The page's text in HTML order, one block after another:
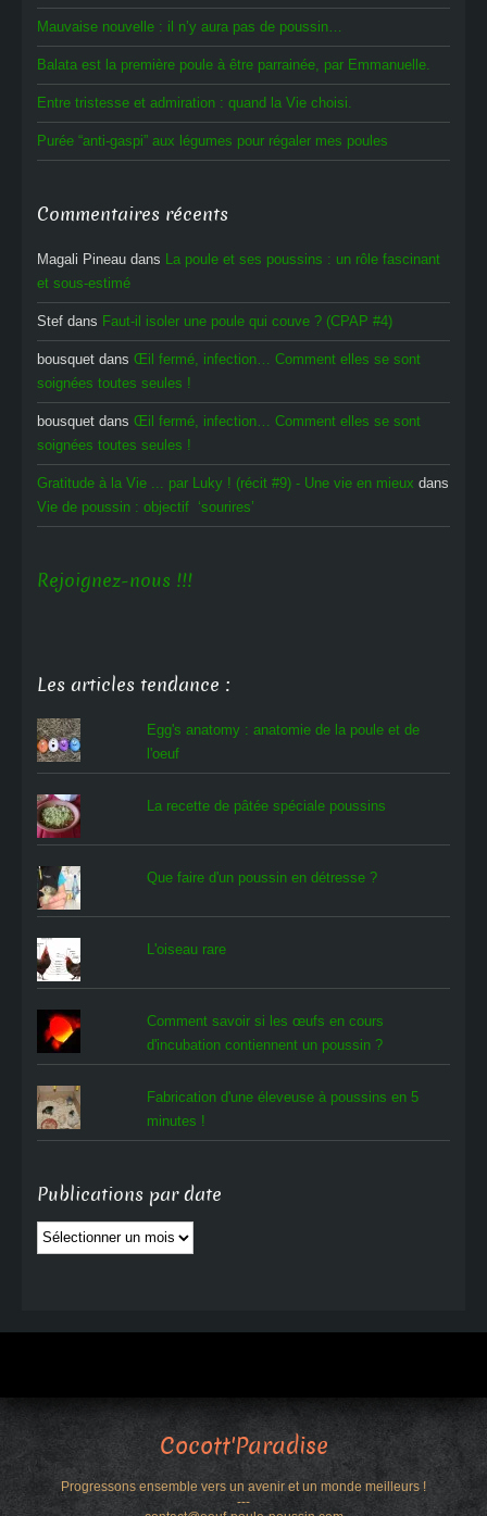
Mauvaise nouvelle : il n’y aura pas de poussin…
Balata est la première poule à être parrainée, par Emmanuelle.
Entre tristesse et admiration : quand la Vie choisi.
Purée “anti-gaspi” aux légumes pour régaler mes poules
Commentaires récents
Magali Pineau dans La poule et ses poussins : un rôle fascinant
et sous-estimé
Stef dans Faut-il isoler une poule qui couve ? (CPAP #4)
bousquet dans Œil fermé, infection… Comment elles se sont
soignées toutes seules !
bousquet dans Œil fermé, infection… Comment elles se sont
soignées toutes seules !
Gratitude à la Vie ... par Luky ! (récit #9) - Une vie en mieux dans
Vie de poussin : objectif ‘sourires’
Rejoignez-nous !!!
Les articles tendance :
Egg's anatomy : anatomie de la poule et de
l'oeuf
La recette de pâtée spéciale poussins
Que faire d'un poussin en détresse ?
L'oiseau rare
Comment savoir si les œufs en cours
d'incubation contiennent un poussin ?
Fabrication d'une éleveuse à poussins en 5
minutes !
Publications par date
Publications
par
Cocott'Paradise
Progressons ensemble vers un avenir et un monde meilleurs !
---